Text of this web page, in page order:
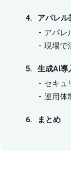
アパレル
アパレ
現場で
生成AI導
セキュ
運用体
まとめ